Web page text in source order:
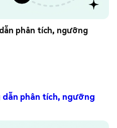
phân tích, ngưỡng
dẫn phân tích, ngưỡng